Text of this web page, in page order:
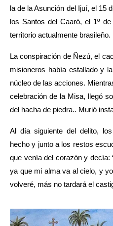
la de la Asunción del Ijuí, el 15
los Santos del Caaró, el 1º
territorio actualmente brasileño.
La conspiración de Ñezú, el
misioneros había estallado y
núcleo de las acciones.
celebración de la Misa, llegó
del hacha de piedra.. Murió
Al día siguiente del delito,
hecho y junto a los restos
que venía del corazón y decía:
ya que mi alma va al cielo, y
volveré, más no tardará el